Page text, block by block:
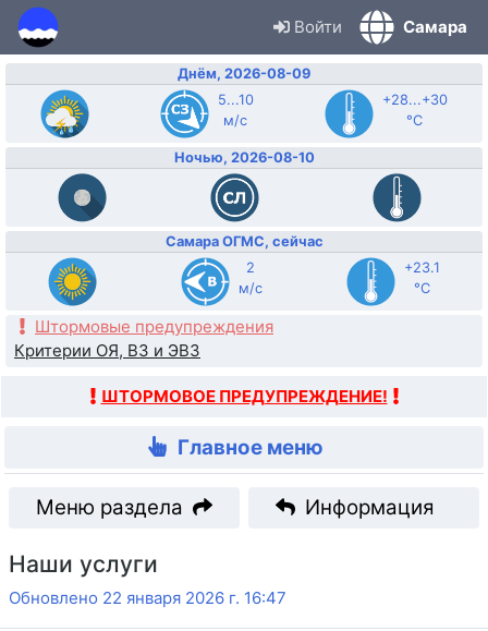
Войти Самара
Днём, 2026-08-09
5...10
м/с
+28...+30
°C
Ночью, 2026-08-10
Самара ОГМС, сейчас
2
м/с
+23.1
°C
Штормовые предупреждения
Критерии ОЯ, ВЗ и ЭВЗ
ШТОРМОВОЕ ПРЕДУПРЕЖДЕНИЕ!
Главное меню
Меню раздела Информация
Наши услуги
Обновлено 22 января 2026 г. 16:47